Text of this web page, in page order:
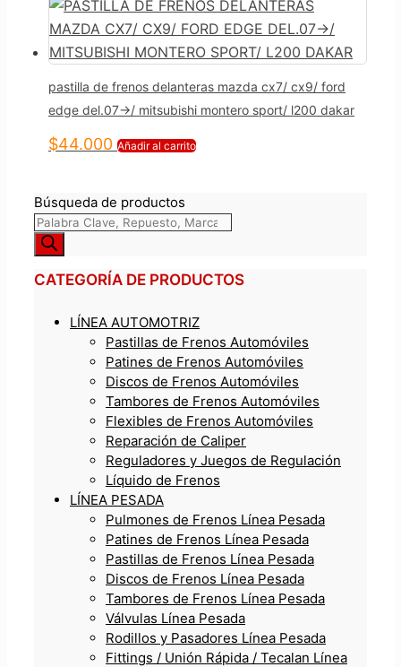
pastilla de frenos delanteras mazda cx7/ cx9/ ford
edge del.07->/ mitsubishi montero sport/ l200 dakar
$44.000 Añadir al carrito
Búsqueda de productos
CATEGORÍA DE PRODUCTOS
LÍNEA AUTOMOTRIZ
Pastillas de Frenos Automóviles
Patines de Frenos Automóviles
Discos de Frenos Automóviles
Tambores de Frenos Automóviles
Flexibles de Frenos Automóviles
Reparación de Caliper
Reguladores y Juegos de Regulación
Líquido de Frenos
LÍNEA PESADA
Pulmones de Frenos Línea Pesada
Patines de Frenos Línea Pesada
Pastillas de Frenos Línea Pesada
Discos de Frenos Línea Pesada
Tambores de Frenos Línea Pesada
Válvulas Línea Pesada
Rodillos y Pasadores Línea Pesada
Fittings / Unión Rápida / Tecalan Línea